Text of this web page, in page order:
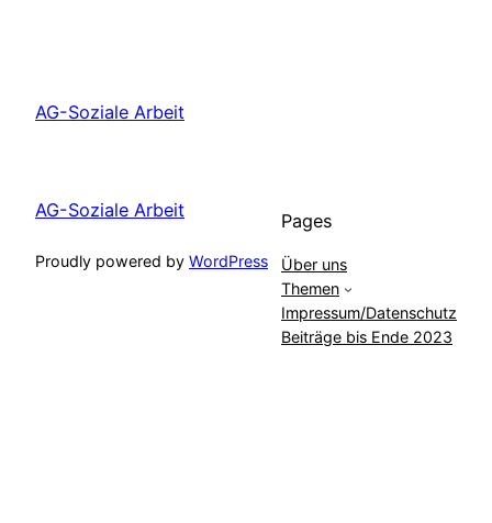
AG-Soziale Arbeit
AG-Soziale Arbeit
Proudly powered by WordPress
Pages
Über uns
Themen
Impressum/Datenschutz
Beiträge bis Ende 2023